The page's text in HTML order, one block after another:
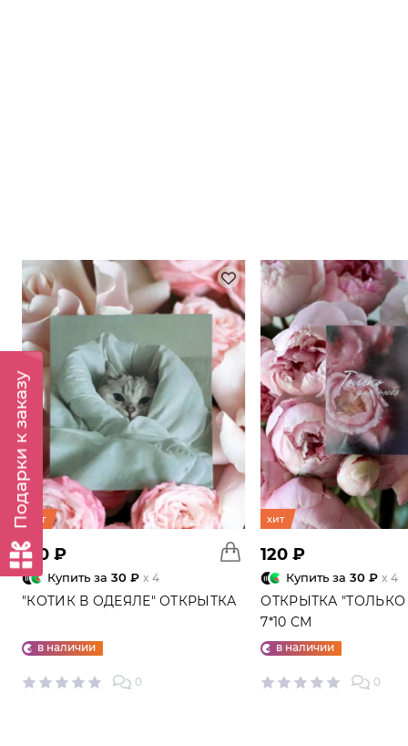
хит
120 ₽
Купить за 30 ₽ x 4
"КОТИК В ОДЕЯЛЕ" ОТКРЫТКА
в наличии
0
хит
120 ₽
Купить за 30 ₽ x 4
ОТКРЫТКА "ТОЛЬКО
7*10 СМ
в наличии
0
Подарки к заказу